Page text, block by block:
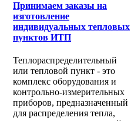
Принимаем заказы на
изготовление
индивидуальных тепловых
пунктов ИТП
Теплораспределительный
или тепловой пункт - это
комплекс оборудования и
контрольно-измерительных
приборов, предназначенный
для распределения тепла,